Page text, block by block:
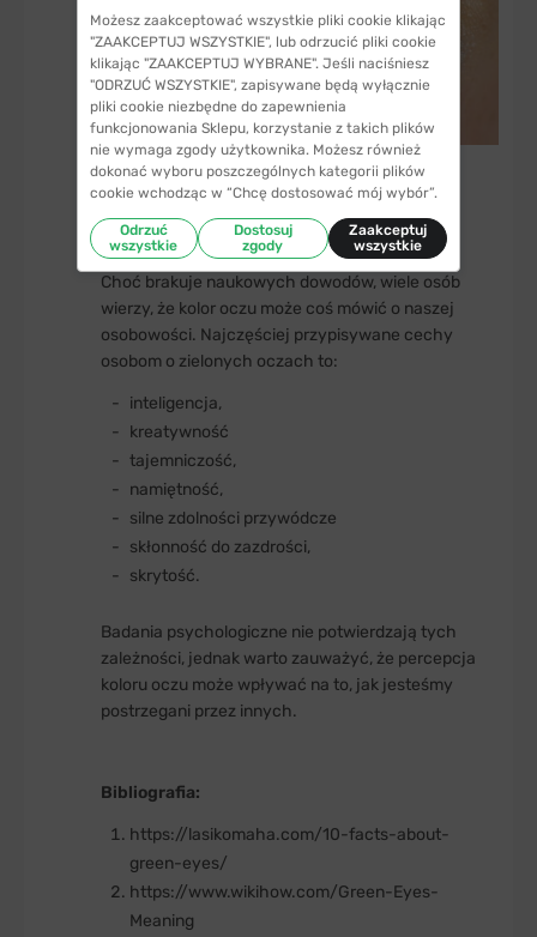
Czy zielone oczy zdradzają
cechy osobowości?
Choć brakuje naukowych dowodów, wiele osób
wierzy, że kolor oczu może coś mówić o naszej
osobowości. Najczęściej przypisywane cechy
osobom o zielonych oczach to:
inteligencja,
kreatywność
tajemniczość,
namiętność,
silne zdolności przywódcze
skłonność do zazdrości,
skrytość.
Badania psychologiczne nie potwierdzają tych
zależności, jednak warto zauważyć, że percepcja
koloru oczu może wpływać na to, jak jesteśmy
postrzegani przez innych.
Bibliografia:
https://lasikomaha.com/10-facts-about-
green-eyes/
https://www.wikihow.com/Green-Eyes-
Meaning
Możesz zaakceptować wszystkie pliki cookie klikając
"ZAAKCEPTUJ WSZYSTKIE", lub odrzucić pliki cookie
klikając "ZAAKCEPTUJ WYBRANE". Jeśli naciśniesz
"ODRZUĆ WSZYSTKIE", zapisywane będą wyłącznie
pliki cookie niezbędne do zapewnienia
funkcjonowania Sklepu, korzystanie z takich plików
nie wymaga zgody użytkownika. Możesz również
dokonać wyboru poszczególnych kategorii plików
cookie wchodząc w “Chcę dostosować mój wybór”.
Odrzuć
wszystkie
Dostosuj
zgody
Zaakceptuj
wszystkie